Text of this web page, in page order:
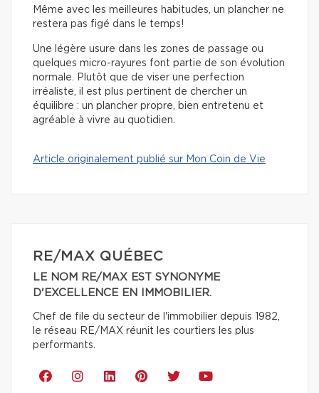
Même avec les meilleures habitudes, un plancher ne
restera pas figé dans le temps!
Une légère usure dans les zones de passage ou
quelques micro-rayures font partie de son évolution
normale. Plutôt que de viser une perfection
irréaliste, il est plus pertinent de chercher un
équilibre : un plancher propre, bien entretenu et
agréable à vivre au quotidien.
Article originalement publié sur Mon Coin de Vie
RE/MAX QUÉBEC
LE NOM RE/MAX EST SYNONYME
D'EXCELLENCE EN IMMOBILIER.
Chef de file du secteur de l'immobilier depuis 1982,
le réseau RE/MAX réunit les courtiers les plus
performants.